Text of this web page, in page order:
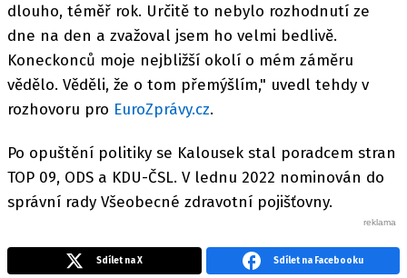
dlouho, téměř rok. Určitě to nebylo rozhodnutí ze
dne na den a zvažoval jsem ho velmi bedlivě.
Koneckonců moje nejbližší okolí o mém záměru
vědělo. Věděli, že o tom přemýšlím," uvedl tehdy v
rozhovoru pro EuroZprávy.cz.
Po opuštění politiky se Kalousek stal poradcem stran
TOP 09, ODS a KDU-ČSL. V lednu 2022 nominován do
správní rady Všeobecné zdravotní pojišťovny.
Sdílet na X Sdílet na Facebooku